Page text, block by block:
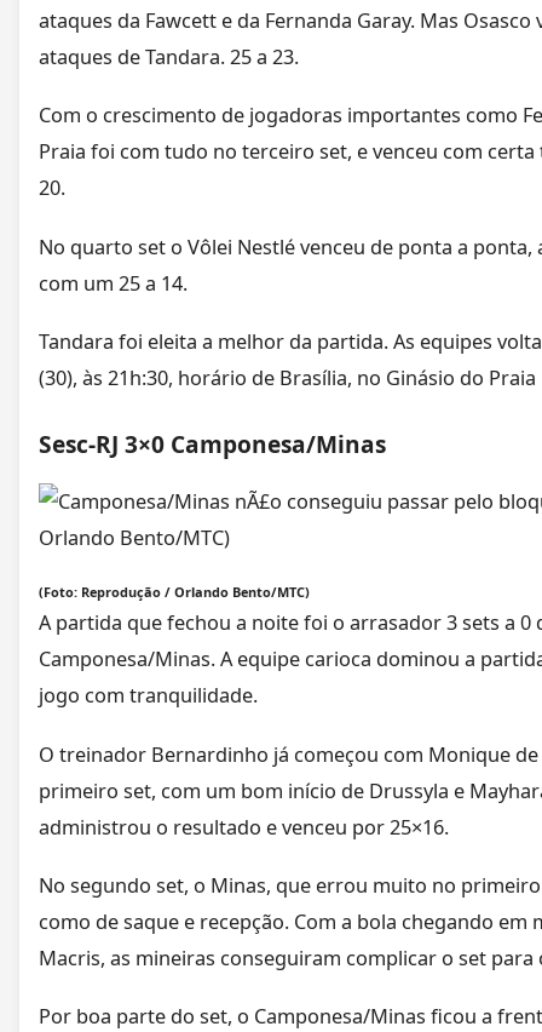
ataques da Fawcett e da Fernanda Garay. Mas
ataques de Tandara. 25 a 23.
Com o crescimento de jogadoras importantes como
Praia foi com tudo no terceiro set, e venceu com
20.
No quarto set o Vôlei Nestlé venceu de ponta a
com um 25 a 14.
Tandara foi eleita a melhor da partida. As equipes
(30), às 21h:30, horário de Brasília, no Ginásio do Praia
Sesc-RJ 3×0 Camponesa/Minas
(Foto: Reprodução / Orlando Bento/MTC)
A partida que fechou a noite foi o arrasador 3 sets a 0
Camponesa/Minas. A equipe carioca dominou a
jogo com tranquilidade.
O treinador Bernardinho já começou com Monique
primeiro set, com um bom início de Drussyla e
administrou o resultado e venceu por 25×16.
No segundo set, o Minas, que errou muito no
como de saque e recepção. Com a bola chegando em
Macris, as mineiras conseguiram complicar o set para
Por boa parte do set, o Camponesa/Minas ficou a